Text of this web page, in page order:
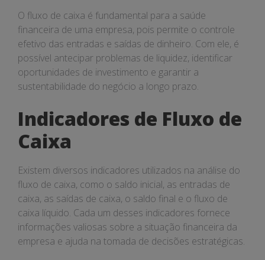
O fluxo de caixa é fundamental para a saúde
financeira de uma empresa, pois permite o controle
efetivo das entradas e saídas de dinheiro. Com ele, é
possível antecipar problemas de liquidez, identificar
oportunidades de investimento e garantir a
sustentabilidade do negócio a longo prazo.
Indicadores de Fluxo de
Caixa
Existem diversos indicadores utilizados na análise do
fluxo de caixa, como o saldo inicial, as entradas de
caixa, as saídas de caixa, o saldo final e o fluxo de
caixa líquido. Cada um desses indicadores fornece
informações valiosas sobre a situação financeira da
empresa e ajuda na tomada de decisões estratégicas.